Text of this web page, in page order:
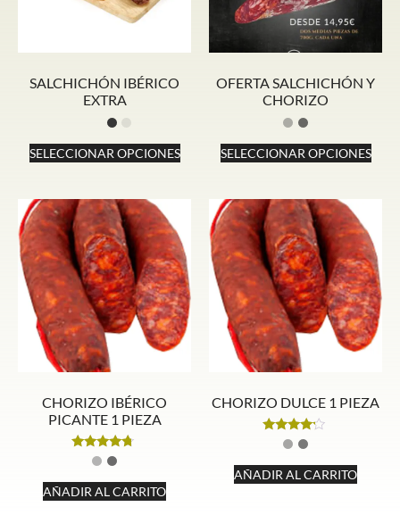
SALCHICHÓN IBÉRICO
EXTRA
SELECCIONAR OPCIONES
OFERTA SALCHICHÓN Y
CHORIZO
SELECCIONAR OPCIONES
CHORIZO IBÉRICO
PICANTE 1 PIEZA
Valorado
4.50
de 5
AÑADIR AL CARRITO
CHORIZO DULCE 1 PIEZA
Valorado
4.00
de 5
AÑADIR AL CARRITO